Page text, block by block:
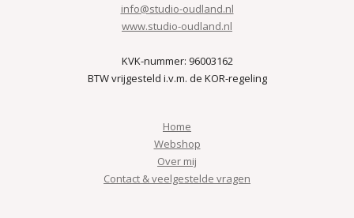
info@studio-oudland.nl
www.studio-oudland.nl
KVK-nummer: 96003162
BTW vrijgesteld i.v.m. de KOR-regeling
Home
Webshop
Over mij
Contact & veelgestelde vragen